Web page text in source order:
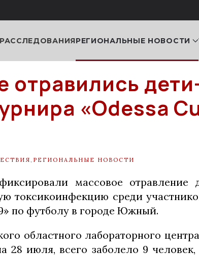
РАССЛЕДОВАНИЯРЕГИОНАЛЬНЫЕ НОВОСТИ
отравились
«Оdessa
РЕГИОНАЛЬНЫЕ НОВОСТИ
массовое отравление
токсикоинфекцию среди
по футболу в городе Южный.
областного лабораторного
28 июля, всего заболело 9